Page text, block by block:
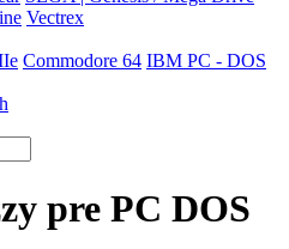
Vectrex
Commodore 64 IBM PC - DOS
pre PC DOS